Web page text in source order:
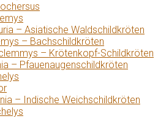
– Asiatische Waldschildkröten
– Bachschildkröten
– Krötenkopf-Schildkröten
– Pfauenaugenschildkröten
– Indische Weichschildkröten